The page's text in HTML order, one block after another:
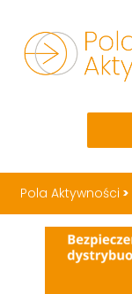
Pola Aktywności >